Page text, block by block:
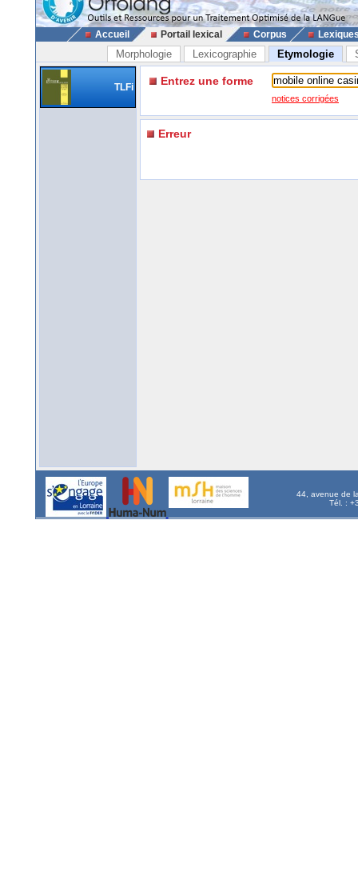
Accueil Portail lexical Corpus
Morphologie Lexicographie Etymologie
TLFi Entrez une forme
notices corrigées
Erreur
44, avenue de
Tél. :